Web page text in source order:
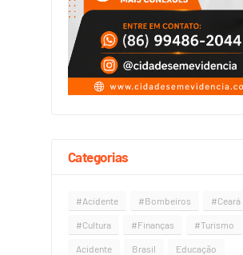
Categorias
#Acidente #Bombeiros #Ceará
#Cultura #Finanças #Turismo
Acidente Brasil Educação